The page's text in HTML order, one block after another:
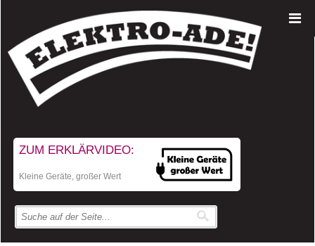
ZUM ERKLÄRVIDEO:
Kleine Geräte, großer Wert